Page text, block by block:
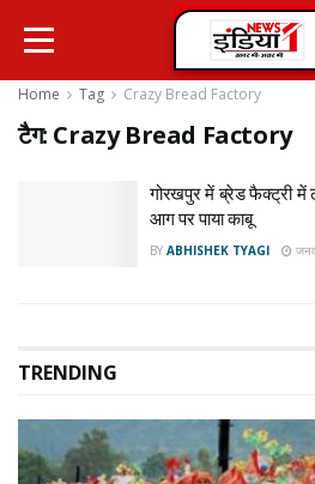
Home Tag Crazy Bread Factory
टैग: Crazy Bread Factory
गोरखपुर में ब्रेड फैक्ट्री में
आग पर पाया काबू
BY ABHISHEK TYAGI
TRENDING